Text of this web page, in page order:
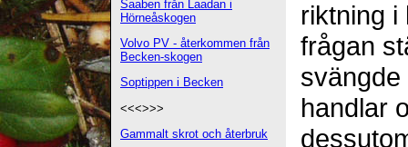
Saaben från Laadan i
Hörneåskogen
Volvo PV - återkommen från
Becken-skogen
Soptippen i Becken
<<<>>>
Gammalt skrot och återbruk
riktning i
frågan
handlar